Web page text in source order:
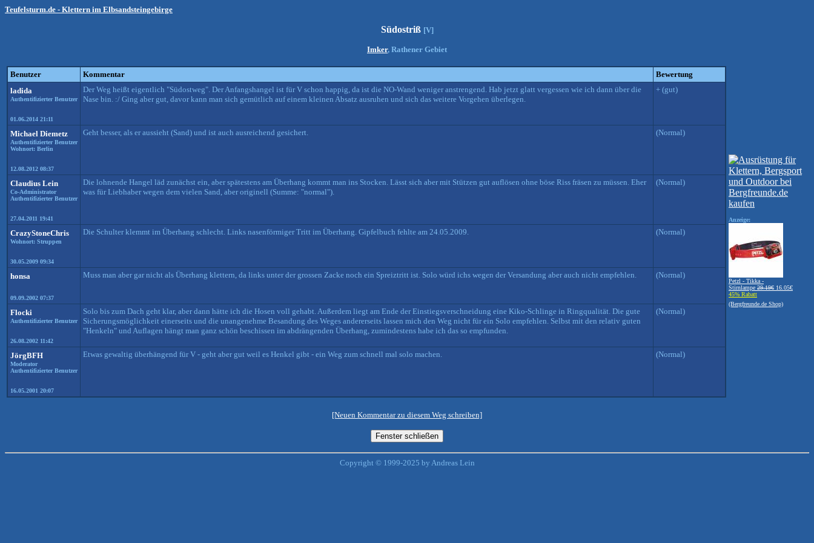
Teufelsturm.de - Klettern im Elbsandsteingebirge
Südostriß [V]
Imker, Rathener Gebiet
Benutzer Kommentar
Bewertung
ladida
Authentifizierter Benutzer
01.06.2014 21:11
Der Weg heißt eigentlich "Südostweg". Der Anfangshangel ist für V schon happig, da ist die NO-Wand weniger anstrengend. Hab jetzt glatt vergessen wie ich dann über die
Nase bin. :/ Ging aber gut, davor kann man sich gemütlich auf einem kleinen Absatz ausruhen und sich das weitere Vorgehen überlegen.
+ (gut)
Michael Diemetz
Authentifizierter Benutzer
Wohnort: Berlin
12.08.2012 08:37
Geht besser, als er aussieht (Sand) und ist auch ausreichend gesichert. (Normal)
Claudius Lein
Co-Administrator
Authentifizierter Benutzer
27.04.2011 19:41
Die lohnende Hangel läd zunächst ein, aber spätestens am Überhang kommt man ins Stocken. Lässt sich aber mit Stützen gut auflösen ohne böse Riss fräsen zu müssen. Eher
was für Liebhaber wegen dem vielen Sand, aber originell (Summe: "normal").
(Normal)
CrazyStoneChris
Wohnort: Struppen
30.05.2009 09:34
Die Schulter klemmt im Überhang schlecht. Links nasenförmiger Tritt im Überhang. Gipfelbuch fehlte am 24.05.2009. (Normal)
honsa
09.09.2002 07:37
Muss man aber gar nicht als Überhang klettern, da links unter der grossen Zacke noch ein Spreiztritt ist. Solo würd ichs wegen der Versandung aber auch nicht empfehlen. (Normal)
Flocki
Authentifizierter Benutzer
26.08.2002 11:42
Solo bis zum Dach geht klar, aber dann hätte ich die Hosen voll gehabt. Außerdem liegt am Ende der Einstiegsverschneidung eine Kiko-Schlinge in Ringqualität. Die gute
Sicherungsmöglichkeit einerseits und die unangenehme Besandung des Weges andererseits lassen mich den Weg nicht für ein Solo empfehlen. Selbst mit den relativ guten
"Henkeln" und Auflagen hängt man ganz schön beschissen im abdrängenden Überhang, zumindestens habe ich das so empfunden.
(Normal)
JörgBFH
Moderator
Authentifizierter Benutzer
16.05.2001 20:07
Etwas gewaltig überhängend für V - geht aber gut weil es Henkel gibt - ein Weg zum schnell mal solo machen. (Normal)
Anzeige:
Petzl - Tikka -
Stirnlampe 29.19€ 16.05€
45% Rabatt
(Bergfreunde.de Shop)
[Neuen Kommentar zu diesem Weg schreiben]
Copyright © 1999-2025 by Andreas Lein